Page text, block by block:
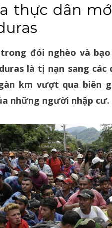
thực dân
đói nghèo và
là tị nạn sang các
km vượt qua biên
những người nhập cư.